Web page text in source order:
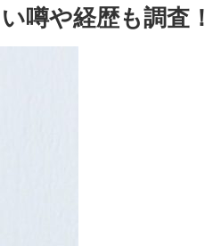
噂や経歴も調査！